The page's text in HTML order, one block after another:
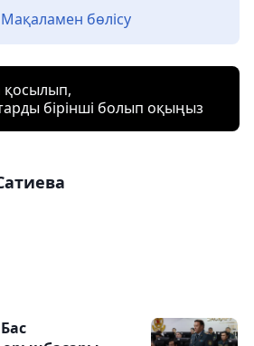
Мақаламен бөлісу
қосылып,
бірінші болып оқыңыз